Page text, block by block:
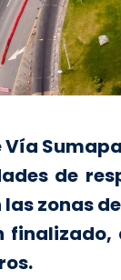
de
zonas